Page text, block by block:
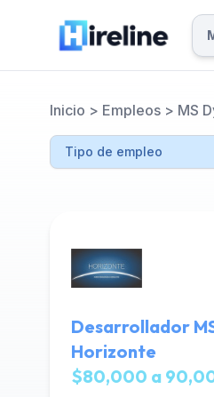
Inicio > Empleos > MS
Desarrollador
Horizonte
$80,000 a